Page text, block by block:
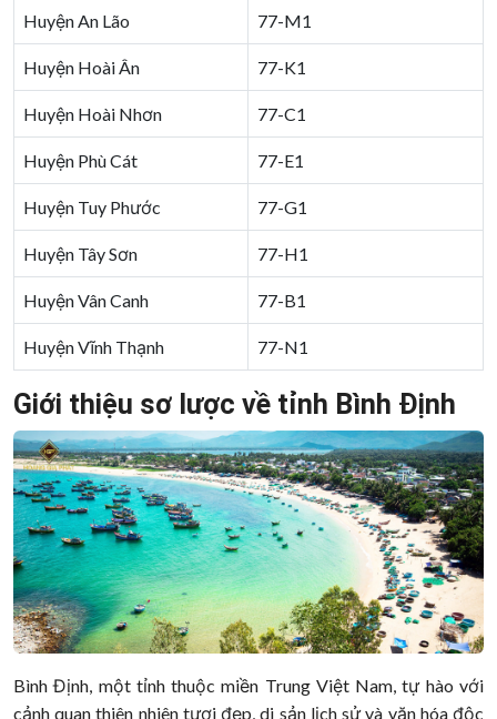
Huyện An Lão 77-M1
Huyện Hoài Ân 77-K1
Huyện Hoài Nhơn 77-C1
Huyện Phù Cát 77-E1
Huyện Tuy Phước 77-G1
Huyện Tây Sơn 77-H1
Huyện Vân Canh 77-B1
Huyện Vĩnh Thạnh 77-N1
Giới thiệu sơ lược về tỉnh Bình Định
Bình Định, một tỉnh thuộc miền Trung Việt Nam, tự hào với
cảnh quan thiên nhiên tươi đẹp, di sản lịch sử và văn hóa độc